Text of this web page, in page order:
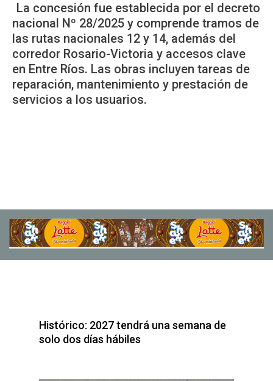
La concesión fue establecida por el decreto
nacional Nº 28/2025 y comprende tramos de
las rutas nacionales 12 y 14, además del
corredor Rosario-Victoria y accesos clave
en Entre Ríos. Las obras incluyen tareas de
reparación, mantenimiento y prestación de
servicios a los usuarios.
Histórico: 2027 tendrá una semana de
solo dos días hábiles